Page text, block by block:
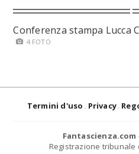
Conferenza stampa Lucca
4 FOTO
Termini d'uso Privacy
Fantascienza.com
Registrazione tribunale